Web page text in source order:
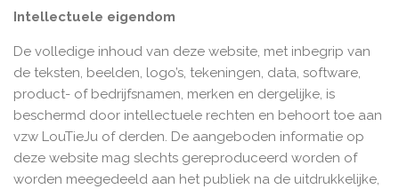
Intellectuele eigendom
De volledige inhoud van deze website, met inbegrip van
de teksten, beelden, logo’s, tekeningen, data, software,
product- of bedrijfsnamen, merken en dergelijke, is
beschermd door intellectuele rechten en behoort toe aan
vzw LouTieJu of derden. De aangeboden informatie op
deze website mag slechts gereproduceerd worden of
worden meegedeeld aan het publiek na de uitdrukkelijke,